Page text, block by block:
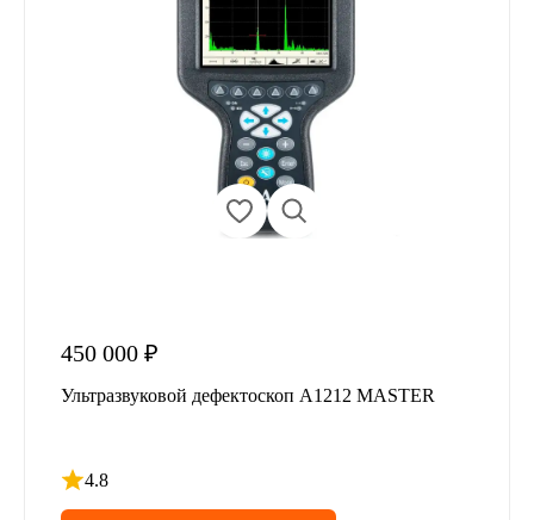
450 000 ₽
Ультразвуковой дефектоскоп А1212 MASTER
4.8
Рейтинг 4.8 из 5